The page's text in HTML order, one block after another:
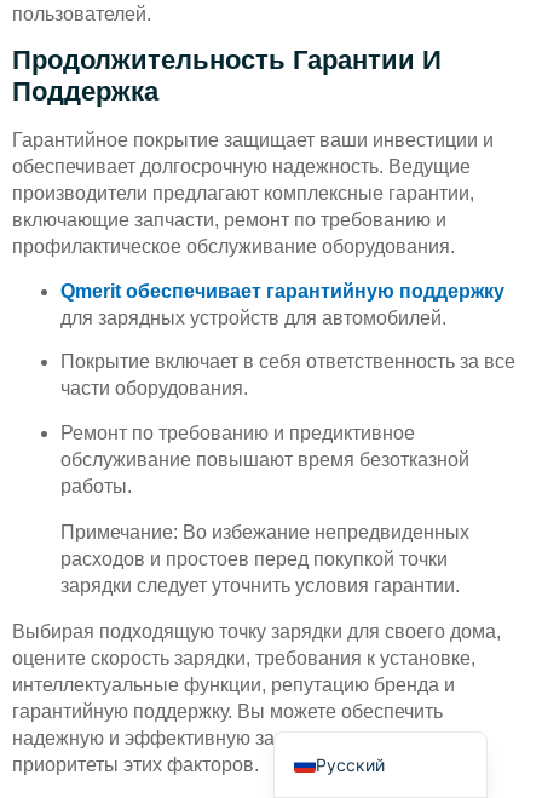
пользователей.
Продолжительность Гарантии И
Поддержка
Гарантийное покрытие защищает ваши инвестиции и
обеспечивает долгосрочную надежность. Ведущие
производители предлагают комплексные гарантии,
включающие запчасти, ремонт по требованию и
профилактическое обслуживание оборудования.
Qmerit обеспечивает гарантийную поддержку
для зарядных устройств для автомобилей.
Покрытие включает в себя ответственность за все
части оборудования.
Ремонт по требованию и предиктивное
обслуживание повышают время безотказной
работы.
Примечание: Во избежание непредвиденных
расходов и простоев перед покупкой точки
зарядки следует уточнить условия гарантии.
Выбирая подходящую точку зарядки для своего дома,
оцените скорость зарядки, требования к установке,
интеллектуальные функции, репутацию бренда и
гарантийную поддержку. Вы можете обеспечить
надежную и эффективную зарядку, определив
приоритеты этих факторов.
Русский
English
Español
Português
العربية
Türkçe
Deutsch